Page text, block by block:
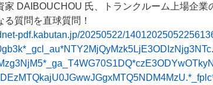
家 DAIBOUCHOU 氏、
トランクルーム 上場企業
る質問を直球質問！
pdf.kabutan.jp/20250522/